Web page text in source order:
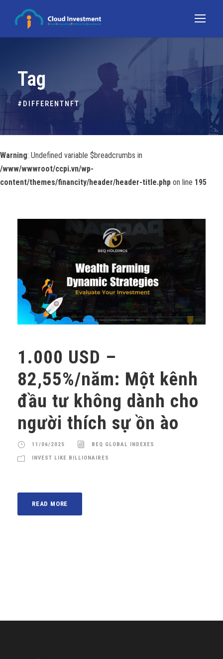
Tag
#DIFFERENTNFT
Warning: Undefined variable $breadcrumbs in
/www/wwwroot/ccpi.vn/wp-
content/themes/financity/header/header-title.php on line 195
1.000 USD –
82,55%/năm: Một kênh
đầu tư không dành cho
người thích sự ồn ào
11/06/2025 BEQ GLOBAL INDEXES
INVEST LIKE BILLIONAIRES
READ MORE